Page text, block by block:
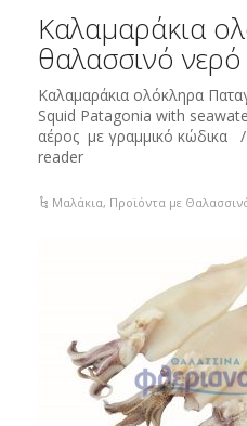
Καλαμαράκια
θαλασσινό νερό
Καλαμαράκια ολόκληρα
Squid Patagonia with
αέρος με γραμμικό κώδικα
reader
Μαλάκια, Προϊόντα με